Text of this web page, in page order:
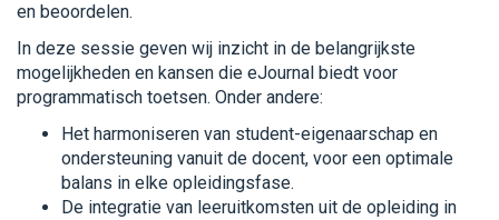
en beoordelen.
In deze sessie geven wij inzicht in de belangrijkste
mogelijkheden en kansen die eJournal biedt voor
programmatisch toetsen. Onder andere:
Het harmoniseren van student-eigenaarschap en
ondersteuning vanuit de docent, voor een optimale
balans in elke opleidingsfase.
De integratie van leeruitkomsten uit de opleiding in